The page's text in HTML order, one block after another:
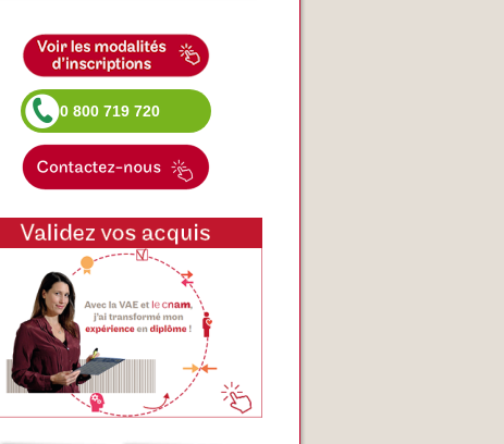
0 800 719 720